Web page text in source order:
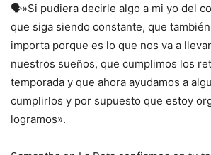
🗣️»Si pudiera decirle algo a mi yo del
que siga siendo constante, que
importa porque es lo que nos va a
nuestros sueños, que cumplimos los
temporada y que ahora ayudamos a
cumplirlos y por supuesto que estoy
logramos».